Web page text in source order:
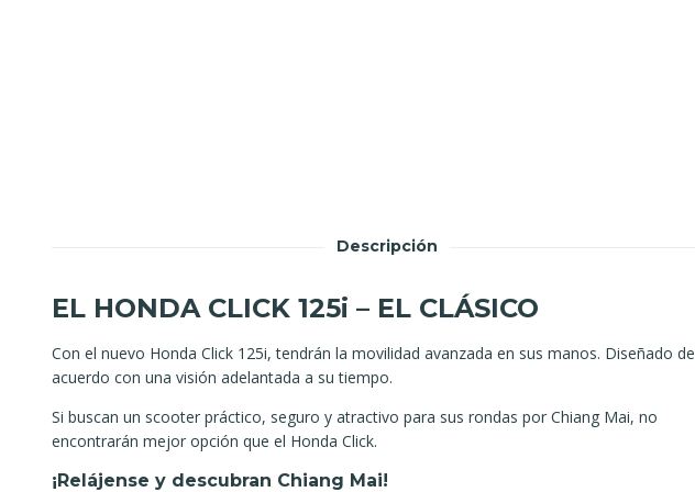
Descripción
EL HONDA CLICK 125i – EL CLÁSICO
Con el nuevo Honda Click 125i, tendrán la movilidad avanzada en sus manos. Diseñado de
acuerdo con una visión adelantada a su tiempo.
Si buscan un scooter práctico, seguro y atractivo para sus rondas por Chiang Mai, no
encontrarán mejor opción que el Honda Click.
¡Relájense y descubran Chiang Mai!